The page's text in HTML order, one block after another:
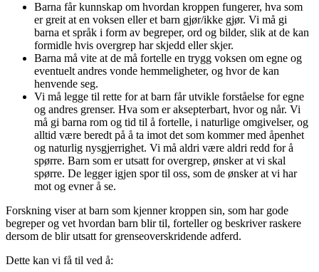
Barna får kunnskap om hvordan kroppen fungerer, hva som
er greit at en voksen eller et barn gjør/ikke gjør. Vi må gi
barna et språk i form av begreper, ord og bilder, slik at de kan
formidle hvis overgrep har skjedd eller skjer.
Barna må vite at de må fortelle en trygg voksen om egne og
eventuelt andres vonde hemmeligheter, og hvor de kan
henvende seg.
Vi må legge til rette for at barn får utvikle forståelse for egne
og andres grenser. Hva som er aksepterbart, hvor og når. Vi
må gi barna rom og tid til å fortelle, i naturlige omgivelser, og
alltid være beredt på å ta imot det som kommer med åpenhet
og naturlig nysgjerrighet. Vi må aldri være aldri redd for å
spørre. Barn som er utsatt for overgrep, ønsker at vi skal
spørre. De legger igjen spor til oss, som de ønsker at vi har
mot og evner å se.
Forskning viser at barn som kjenner kroppen sin, som har gode
begreper og vet hvordan barn blir til, forteller og beskriver raskere
dersom de blir utsatt for grenseoverskridende adferd.
Dette kan vi få til ved å: